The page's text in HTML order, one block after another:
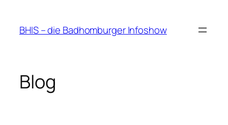
springen
BHIS – die Badhomburger Infoshow
Blog